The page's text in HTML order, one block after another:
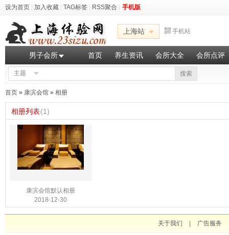
设为首页 加入收藏 TAG标签 RSS聚合 手机版
上海站 手机站
男子会所 首页 养生资讯 会所大全 会所点评
主题 搜索
首页 » 康滨会馆 » 相册
相册列表(1)
康滨会馆默认相册
2018-12-30
关于我们 广告服务